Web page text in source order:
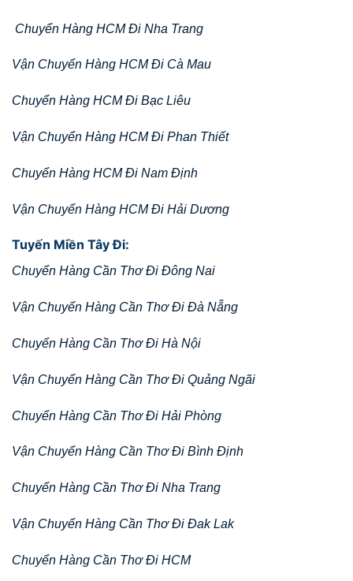
Chuyển Hàng HCM Đi Nha Trang
Vận Chuyển Hàng HCM Đi Cà Mau
Chuyển Hàng HCM Đi Bạc Liêu
Vận Chuyển Hàng HCM Đi Phan Thiết
Chuyển Hàng HCM Đi Nam Định
Vận Chuyển Hàng HCM Đi Hải Dương
Tuyến Miền Tây Đi:
Chuyển Hàng Cần Thơ Đi Đông Nai
Vận Chuyển Hàng Cần Thơ Đi Đà Nẵng
Chuyển Hàng Cần Thơ Đi Hà Nội
Vận Chuyển Hàng Cần Thơ Đi Quảng Ngãi
Chuyển Hàng Cần Thơ Đi Hải Phòng
Vận Chuyển Hàng Cần Thơ Đi Bình Định
Chuyển Hàng Cần Thơ Đi Nha Trang
Vận Chuyển Hàng Cần Thơ Đi Đak Lak
Chuyển Hàng Cần Thơ Đi HCM